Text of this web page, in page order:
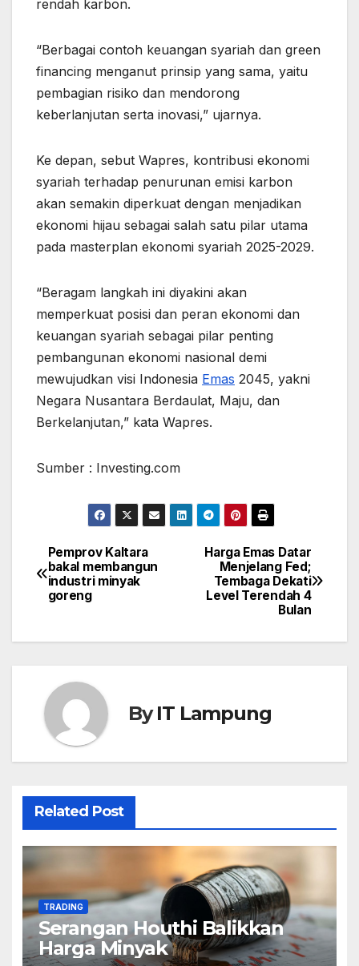
rendah karbon.
“Berbagai contoh keuangan syariah dan green
financing menganut prinsip yang sama, yaitu
pembagian risiko dan mendorong
keberlanjutan serta inovasi,” ujarnya.
Ke depan, sebut Wapres, kontribusi ekonomi
syariah terhadap penurunan emisi karbon
akan semakin diperkuat dengan menjadikan
ekonomi hijau sebagai salah satu pilar utama
pada masterplan ekonomi syariah 2025-2029.
“Beragam langkah ini diyakini akan
memperkuat posisi dan peran ekonomi dan
keuangan syariah sebagai pilar penting
pembangunan ekonomi nasional demi
mewujudkan visi Indonesia Emas 2045, yakni
Negara Nusantara Berdaulat, Maju, dan
Berkelanjutan,” kata Wapres.
Sumber : Investing.com
Post
navigation
Harga Emas Datar
Menjelang Fed;
Tembaga Dekati
Level Terendah 4
Bulan
Pemprov Kaltara
bakal membangun
industri minyak
goreng
ByIT Lampung
Related Post
TRADING
Serangan Houthi Balikkan
Harga Minyak